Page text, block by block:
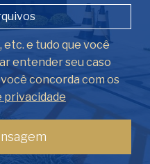
etc. e tudo que você
entender seu caso
concorda com os
privacidade